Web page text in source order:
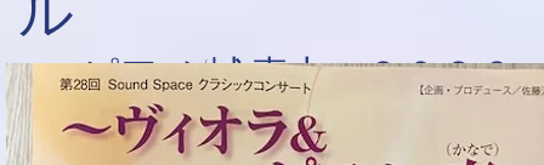
ピアノ/城 真由 ２０２６